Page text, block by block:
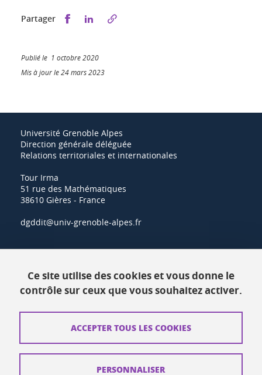
Partager Partager sur Facebook
Partager sur LinkedIn
Publié le 1 octobre 2020
Mis à jour le 24 mars 2023
Université Grenoble Alpes
Direction générale déléguée
Relations territoriales et internationales
Tour Irma
51 rue des Mathématiques
38610 Gières - France
dgddit@univ-grenoble-alpes.fr
Ressources
Contacts
Plans d'accès
Mentions légales
Ce site utilise des cookies et vous donne le
contrôle sur ceux que vous souhaitez activer.
ACCEPTER TOUS LES COOKIES
PERSONNALISER